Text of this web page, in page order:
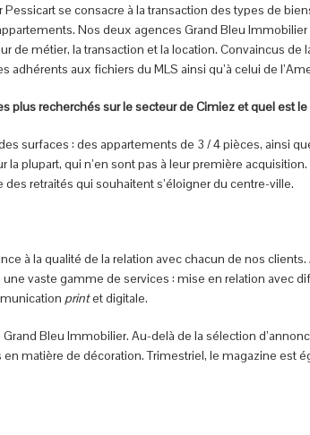
se consacre à la transaction des types de
Nos deux agences Grand Bleu
de métier, la transaction et la location. Convaincus de
adhérents aux fichiers du MLS ainsi qu’à celui de
plus recherchés sur le secteur de Cimiez et quel est
surfaces : des appartements de 3 / 4 pièces, ainsi
la plupart, qui n’en sont pas à leur première
retraités qui souhaitent s’éloigner du centre-ville.
à la qualité de la relation avec chacun de nos
vaste gamme de services : mise en relation avec
printet digitale.
Bleu Immobilier. Au-delà de la sélection
matière de décoration. Trimestriel, le magazine est